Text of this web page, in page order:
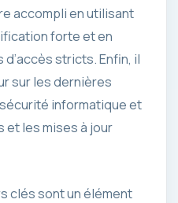
accompli en utilisant
forte et en
stricts. Enfin, il
sur les dernières
informatique et
et les mises à jour
clés sont un élément